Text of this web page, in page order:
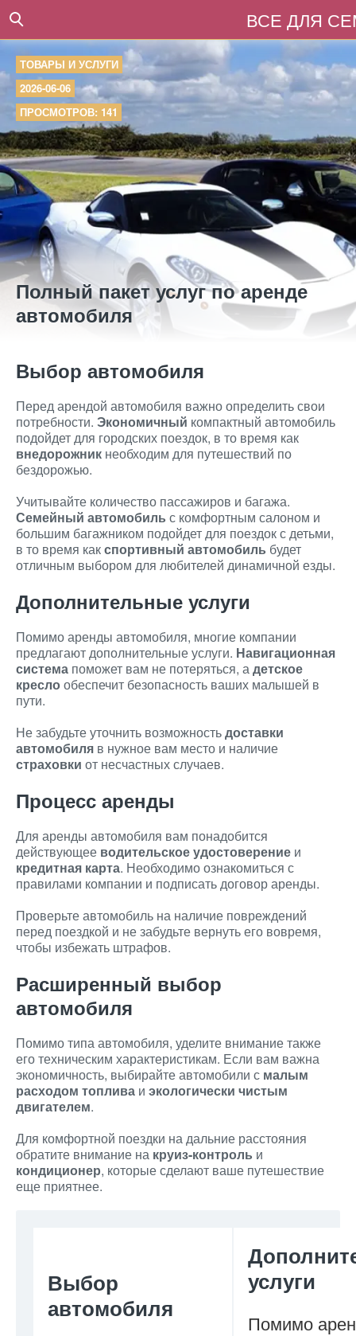
ВСЕ ДЛЯ
ТОВАРЫ И УСЛУГИ
2026-06-06
ПРОСМОТРОВ: 141
Полный пакет услуг по аренде
автомобиля
Выбор автомобиля
Перед арендой автомобиля важно определить свои
потребности. Экономичный компактный автомобиль
подойдет для городских поездок, в то время как
внедорожник необходим для путешествий по
бездорожью.
Учитывайте количество пассажиров и багажа.
Семейный автомобиль с комфортным салоном и
большим багажником подойдет для поездок с детьми,
в то время какспортивный автомобиль будет
отличным выбором для любителей динамичной езды.
Дополнительные услуги
Помимо аренды автомобиля, многие компании
предлагают дополнительные услуги. Навигационная
система поможет вам не потеряться, адетское
кресло обеспечит безопасность ваших малышей в
пути.
Не забудьте уточнить возможностьдоставки
автомобиля в нужное вам место и наличие
страховки от несчастных случаев.
Процесс аренды
Для аренды автомобиля вам понадобится
действующее водительское удостоверение и
кредитная карта. Необходимо ознакомиться с
правилами компании и подписать договор аренды.
Проверьте автомобиль на наличие повреждений
перед поездкой и не забудьте вернуть его вовремя,
чтобы избежать штрафов.
Расширенный выбор
автомобиля
Помимо типа автомобиля, уделите внимание также
его техническим характеристикам. Если вам важна
экономичность, выбирайте автомобили с малым
расходом топлива и экологически чистым
двигателем.
Для комфортной поездки на дальние расстояния
обратите внимание на круиз-контроль и
кондиционер, которые сделают ваше путешествие
еще приятнее.
Выбор
автомобиля
услуги
Помимо